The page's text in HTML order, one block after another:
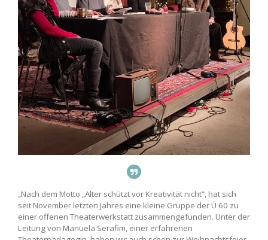
„Nach dem Motto „Alter schützt vor Kreativität nicht“, hat sich
seit November letzten Jahres eine kleine Gruppe der Ü 60 zu
einer offenen Theaterwerkstatt zusammengefunden. Unter der
Leitung von Manuela Serafim, einer erfahrenen